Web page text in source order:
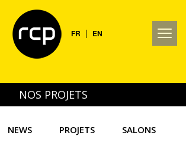
FR | EN
NOS PROJETS
NEWS PROJETS
SALONS